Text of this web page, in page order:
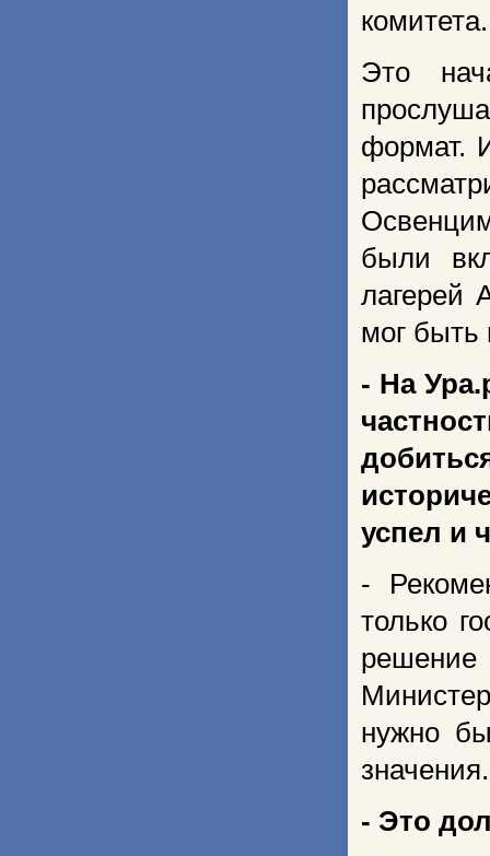
комитета.
Это
формат.
были
лагерей
мог быть
- На
успел и
-
только
нужно
- Это